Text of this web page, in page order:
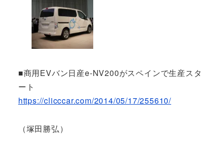
■商用EVバン日産e-NV200がスペインで生産スタ
ート
https://clicccar.com/2014/05/17/255610/
（塚田勝弘）